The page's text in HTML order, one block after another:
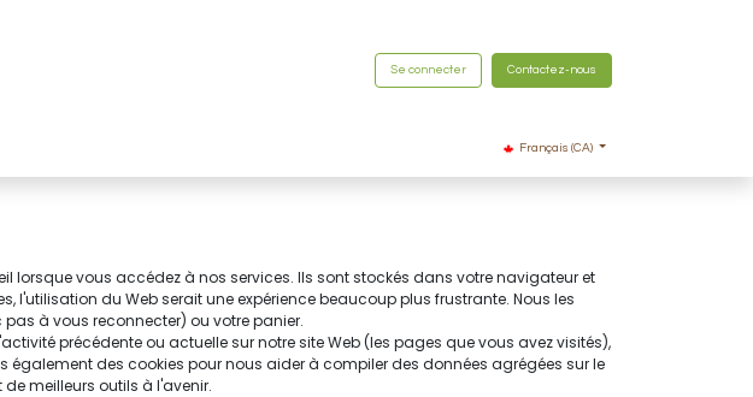
Se connecter Contactez-nous
Français (CA)
lorsque vous accédez à nos services. Ils sont stockés dans votre navigateur et
l'utilisation du Web serait une expérience beaucoup plus frustrante. Nous les
à vous reconnecter) ou votre panier.
précédente ou actuelle sur notre site Web (les pages que vous avez visités),
également des cookies pour nous aider à compiler des données agrégées sur le
meilleurs outils à l'avenir.